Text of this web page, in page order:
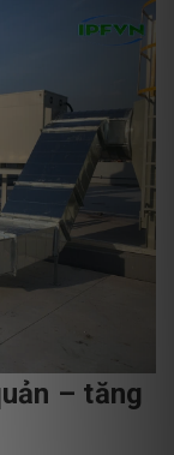
– tăng